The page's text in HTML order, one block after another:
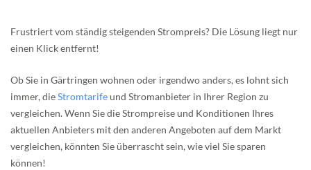
Frustriert vom ständig steigenden Strompreis? Die Lösung liegt nur
einen Klick entfernt!
Ob Sie in Gärtringen wohnen oder irgendwo anders, es lohnt sich
immer, dieStromtarifeund Stromanbieter in Ihrer Region zu
vergleichen. Wenn Sie die Strompreise und Konditionen Ihres
aktuellen Anbieters mit den anderen Angeboten auf dem Markt
vergleichen, könnten Sie überrascht sein, wie viel Sie sparen
können!